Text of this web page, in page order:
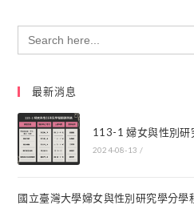
Search
for:
最新消息
113-1 婦女與性別研
2024-08-13 /
國立臺灣大學婦女與性別研究學分學